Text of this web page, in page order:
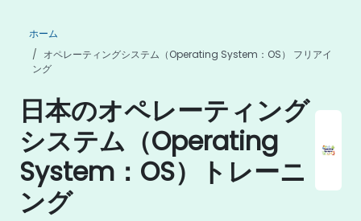
ホーム
オペレーティングシステム（Operating System：OS） フリアイ
ング
日本のオペレーティング
システム（Operating
System：OS）トレーニ
ング